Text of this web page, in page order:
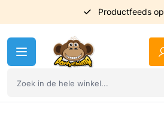
Productfeeds op